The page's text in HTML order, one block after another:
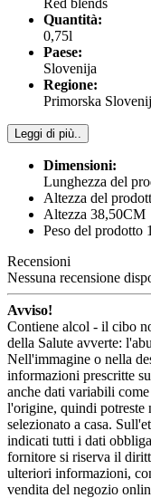
Quantità:
0,75l
Paese:
Slovenija
Regione:
Primorska
Leggi di più..
Dimensioni:
Lunghezza del
Altezza del
Altezza 38,50CM
Peso del prodotto
Recensioni
Nessuna recensione
Avviso!
Contiene alcol - il cibo
della Salute avverte:
Nell'immagine o nella
informazioni prescritte
anche dati variabili
l'origine, quindi potreste
selezionato a casa.
indicati tutti i dati
fornitore si riserva il
ulteriori informazioni,
vendita del negozio